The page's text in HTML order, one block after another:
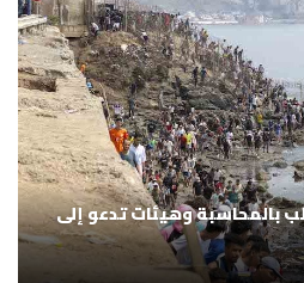
بالمحاسبة وهيئات تدعو إلى